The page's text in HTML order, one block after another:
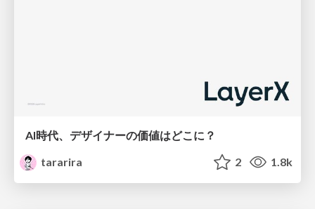
AI時代、デザイナーの価値はどこに？
tararira
2 1.8k